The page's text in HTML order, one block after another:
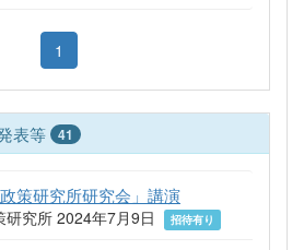
1
表等 41
策研究所研究会」講演
究所 2024年7月9日 招待有り